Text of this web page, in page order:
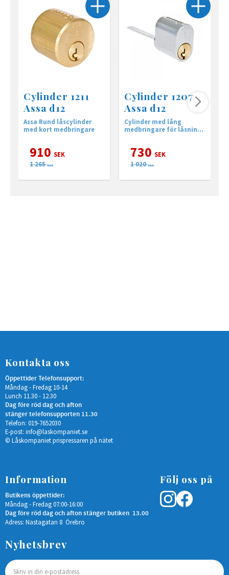
Cylinder 1211
Assa d12
Assa Rund låscylinder
med kort medbringare
910 SEK
1 265 SEK
Cylinder 1207
Assa d12
Cylinder med lång
medbringare för låsning
730 SEK
1 020 SEK
Kontakta oss
Öppettider Telefonsupport:
Måndag - Fredag 10-14
Lunch 11.30 - 12.30
Dag före röd dag och afton
stänger telefonsupporten 11.30
Telefon: 019-7652030
E-post: info@laskompaniet.se
© Låskompaniet prispressaren på nätet
Information
Butikens öppettider:
Måndag - Fredag 07:00-16:00
Dag före röd dag och afton stänger butiken 13.00
Adress: Nastagatan 8 Örebro
Följ oss på
Nyhetsbrev